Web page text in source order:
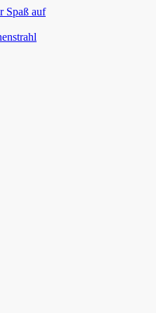
Spaß auf